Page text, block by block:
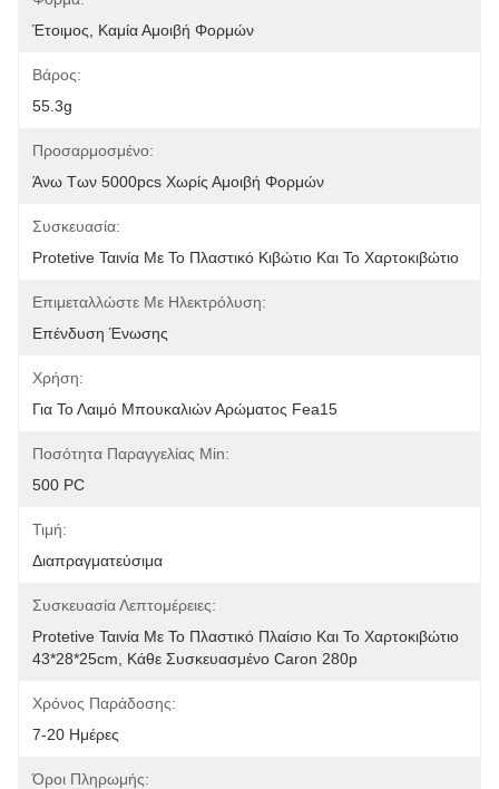
Έτοιμος, Καμία Αμοιβή Φορμών
Βάρος:
55.3g
Προσαρμοσμένο:
Άνω Των 5000pcs Χωρίς Αμοιβή Φορμών
Συσκευασία:
Protetive Ταινία Με Το Πλαστικό Κιβώτιο Και Το Χαρτοκιβώτιο
Επιμεταλλώστε Με Ηλεκτρόλυση:
Επένδυση Ένωσης
Χρήση:
Για Το Λαιμό Μπουκαλιών Αρώματος Fea15
Ποσότητα Παραγγελίας Min:
500 PC
Τιμή:
Διαπραγματεύσιμα
Συσκευασία Λεπτομέρειες:
Protetive Ταινία Με Το Πλαστικό Πλαίσιο Και Το Χαρτοκιβώτιο
43*28*25cm, Κάθε Συσκευασμένο Caron 280p
Χρόνος Παράδοσης:
7-20 Ημέρες
Όροι Πληρωμής: